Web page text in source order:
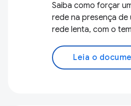
Saiba como forçar
rede na presença de
rede lenta, com o
Leia o